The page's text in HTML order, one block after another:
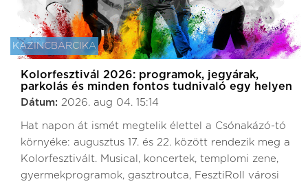
KAZINCBARCIKA
Kolorfesztivál 2026: programok, jegyárak,
parkolás és minden fontos tudnivaló egy helyen
Dátum: 2026. aug 04. 15:14
Hat napon át ismét megtelik élettel a Csónakázó-tó
környéke: augusztus 17. és 22. között rendezik meg a
Kolorfesztivált. Musical, koncertek, templomi zene,
gyermekprogramok, gasztroutca, FesztiRoll városi